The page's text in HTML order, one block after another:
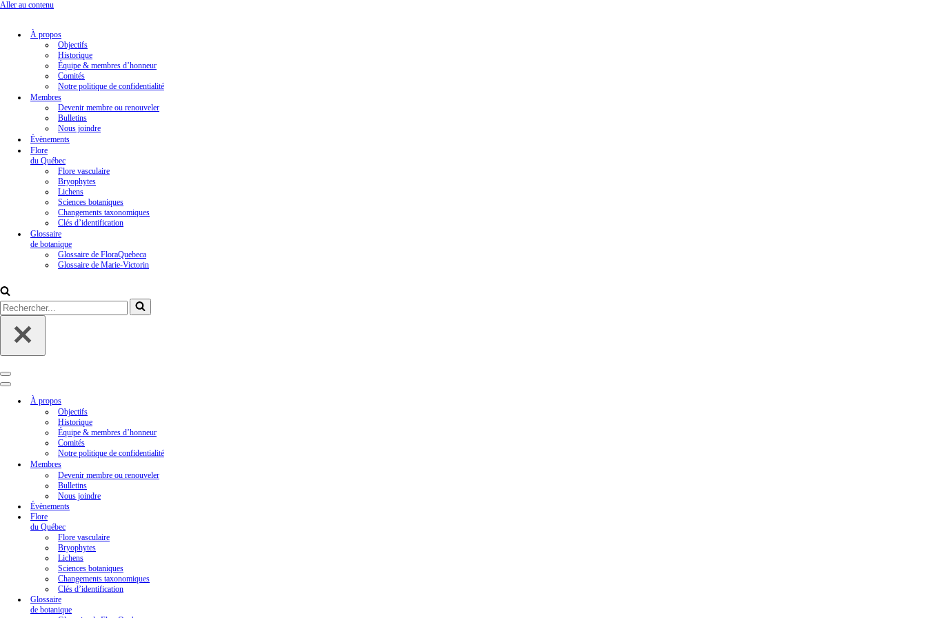
Aller au contenu
À propos
Objectifs
Historique
Équipe & membres d’honneur
Comités
Notre politique de confidentialité
Membres
Devenir membre ou renouveler
Bulletins
Nous joindre
Évènements
Flore
du Québec
Flore vasculaire
Bryophytes
Lichens
Sciences botaniques
Changements taxonomiques
Clés d’identification
Glossaire
de botanique
Glossaire de FloraQuebeca
Glossaire de Marie-Victorin
Rechercher...
Menu
de
navigation
Menu
navigation
À propos
Objectifs
Historique
Équipe & membres d’honneur
Comités
Notre politique de confidentialité
Membres
Devenir membre ou renouveler
Bulletins
Nous joindre
Évènements
Flore
du Québec
Flore vasculaire
Bryophytes
Lichens
Sciences botaniques
Changements taxonomiques
Clés d’identification
Glossaire
de botanique